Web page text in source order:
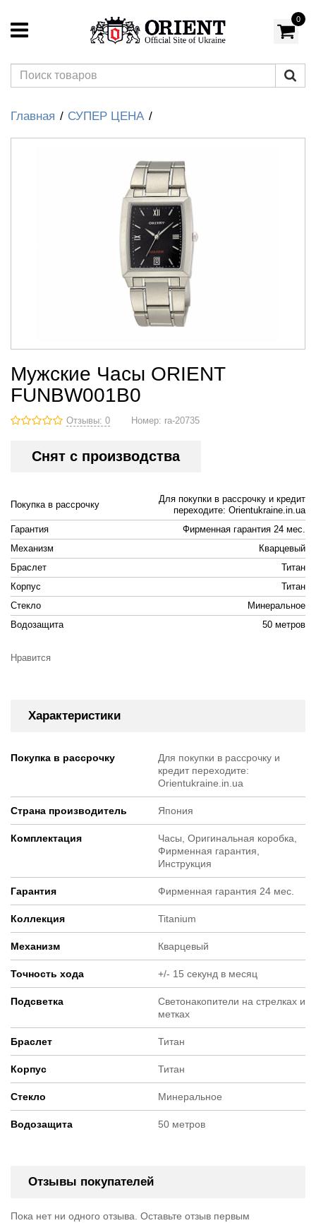
0
Главная СУПЕР ЦЕНА
Мужские Часы ORIENT
FUNBW001B0
Отзывы: 0 Номер: ra-20735
Снят с производства
Покупка в рассрочку
Для покупки в рассрочку и кредит
переходите: Orientukraine.in.ua
Гарантия
Фирменная гарантия 24 мес.
Механизм
Кварцевый
Браслет
Титан
Корпус
Титан
Стекло
Минеральное
Водозащита
50 метров
Нравится
Характеристики
Покупка в рассрочку
Для покупки в рассрочку и
кредит переходите:
Orientukraine.in.ua
Страна производитель Япония
Комплектация
Часы, Оригинальная коробка,
Фирменная гарантия,
Инструкция
Гарантия Фирменная гарантия 24 мес.
Коллекция Titanium
Механизм Кварцевый
Точность хода +/- 15 секунд в месяц
Подсветка
Светонакопители на стрелках и
метках
Браслет Титан
Корпус Титан
Стекло Минеральное
Водозащита 50 метров
Отзывы покупателей
Пока нет ни одного отзыва. Оставьте отзыв первым